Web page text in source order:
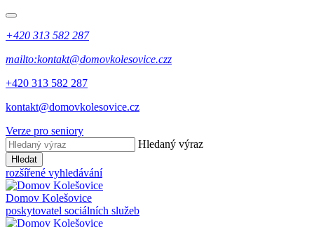
+420 313 582 287
mailto:kontakt@domovkolesovice.czz
+420 313 582 287
kontakt@domovkolesovice.cz
Verze pro seniory
Hledaný výraz
Hledat
rozšířené vyhledávání
Domov Kolešovice
poskytovatel sociálních služeb